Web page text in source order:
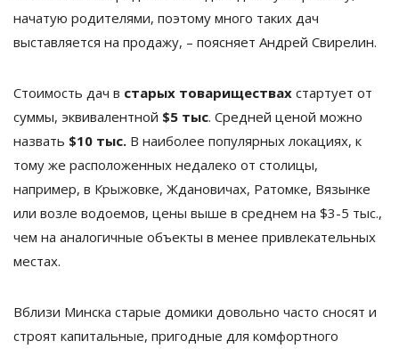
начатую родителями, поэтому много таких дач
выставляется на продажу, – поясняет Андрей Свирелин.
Стоимость дач в старых товариществах стартует от
суммы, эквивалентной $5 тыс. Средней ценой можно
назвать $10 тыс. В наиболее популярных локациях, к
тому же расположенных недалеко от столицы,
например, в Крыжовке, Ждановичах, Ратомке, Вязынке
или возле водоемов, цены выше в среднем на $3-5 тыс.,
чем на аналогичные объекты в менее привлекательных
местах.
Вблизи Минска старые домики довольно часто сносят и
строят капитальные, пригодные для комфортного